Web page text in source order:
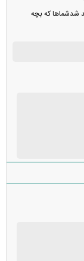
شدشماها که بچه